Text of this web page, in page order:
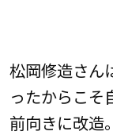
松岡修造さん
ったからこそ
前向きに改造